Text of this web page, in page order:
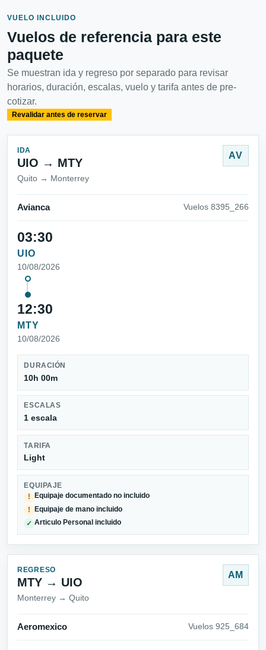
VUELO INCLUIDO
Vuelos de referencia para este
paquete
Se muestran ida y regreso por separado para revisar
horarios, duración, escalas, vuelo y tarifa antes de pre-
cotizar.
Revalidar antes de reservar
IDA
UIO → MTY
Quito → Monterrey
AV
Avianca Vuelos 8395_266
03:30
UIO
10/08/2026
12:30
MTY
10/08/2026
DURACIÓN
10h 00m
ESCALAS
1 escala
TARIFA
Light
EQUIPAJE
!
Equipaje documentado no incluido
! Equipaje de mano incluido
✓ Articulo Personal incluido
REGRESO
MTY → UIO
Monterrey → Quito
AM
Aeromexico Vuelos 925_684